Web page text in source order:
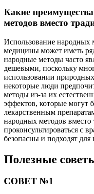
Какие
методов вместо
Использование народных
медицины может иметь
народные методы часто
дешевыми, поскольку
использовании
некоторые люди
методы из-за их
эффектов, которые могут
лекарственным
народных методов
проконсультироваться с
безопасны и подходят для
Полезные
СОВЕТ №1